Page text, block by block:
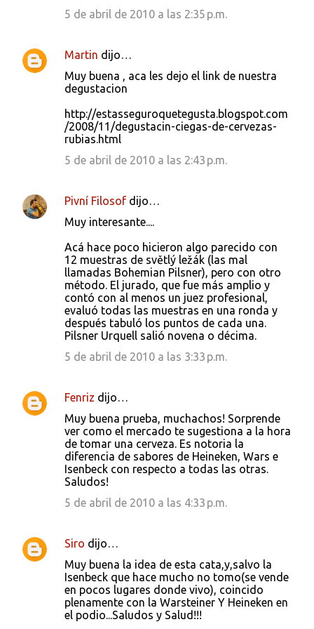
5 de abril de 2010 a las 2:35 p.m.
Martin dijo…
Muy buena , aca les dejo el link de nuestra
degustacion
http://estasseguroquetegusta.blogspot.com
/2008/11/degustacin-ciegas-de-cervezas-
rubias.html
5 de abril de 2010 a las 2:43 p.m.
Pivní Filosof dijo…
Muy interesante....
Acá hace poco hicieron algo parecido con
12 muestras de světlý ležák (las mal
llamadas Bohemian Pilsner), pero con otro
método. El jurado, que fue más amplio y
contó con al menos un juez profesional,
evaluó todas las muestras en una ronda y
después tabuló los puntos de cada una.
Pilsner Urquell salió novena o décima.
5 de abril de 2010 a las 3:33 p.m.
Fenriz dijo…
Muy buena prueba, muchachos! Sorprende
ver como el mercado te sugestiona a la hora
de tomar una cerveza. Es notoria la
diferencia de sabores de Heineken, Wars e
Isenbeck con respecto a todas las otras.
Saludos!
5 de abril de 2010 a las 4:33 p.m.
Siro dijo…
Muy buena la idea de esta cata,y,salvo la
Isenbeck que hace mucho no tomo(se vende
en pocos lugares donde vivo), coincido
plenamente con la Warsteiner Y Heineken en
el podio...Saludos y Salud!!!